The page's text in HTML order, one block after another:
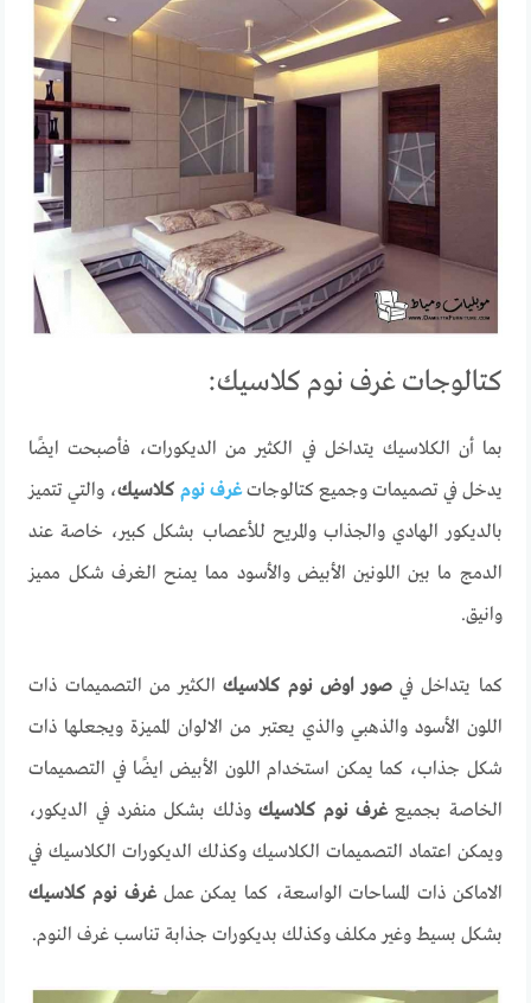
كتالوجات غرف نوم كلاسيك:
بما أن الكلاسيك يتداخل في الكثير من الديكورات، فأصبحت ايضًا
يدخل في تصميمات وجميع كتالوجاتغرف نوم كلاسيك، والتي تتميز
بالديكور الهادي والجذاب والمريح للأعصاب بشكل كبير، خاصة عند
الدمج ما بين اللونين الأبيض والأسود مما يمنح الغرف شكل مميز
وانيق.
كما يتداخل فيصور اوض نوم كلاسيكالكثير من التصميمات ذات
اللون الأسود والذهبي والذي يعتبر من الالوان المميزة ويجعلها ذات
شكل جذاب، كما يمكن استخدام اللون الأبيض ايضًا في التصميمات
الخاصة بجميعغرف نوم كلاسيكوذلك بشكل منفرد في الديكور،
ويمكن اعتماد التصميمات الكلاسيك وكذلك الديكورات الكلاسيك في
الاماكن ذات المساحات الواسعة، كما يمكن عملغرف نوم كلاسيك
بشكل بسيط وغير مكلف وكذلك بديكورات جذابة تناسب غرف النوم.